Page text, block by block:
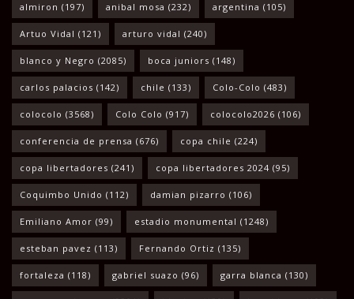
almiron (197) anibal mosa (232) argentina (105)
Artuo Vidal (121) arturo vidal (240)
blanco y Negro (2085) boca juniors (148)
carlos palacios (142) chile (133) Colo-Colo (483)
colocolo (3568) Colo Colo (917) colocolo2026 (106)
conferencia de prensa (676) copa chile (224)
copa libertadores (241) copa libertadores 2024 (95)
Coquimbo Unido (112) damian pizarro (106)
Emiliano Amor (99) estadio monumental (1248)
esteban pavez (113) Fernando Ortiz (135)
fortaleza (118) gabriel suazo (96) garra blanca (130)